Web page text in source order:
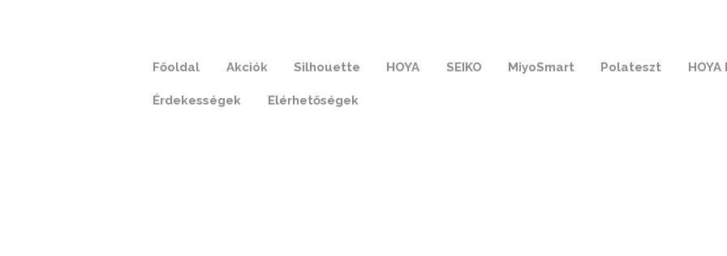
Főoldal Akciók Silhouette HOYA SEIKO MiyoSmart Polateszt
Érdekességek Elérhetőségek